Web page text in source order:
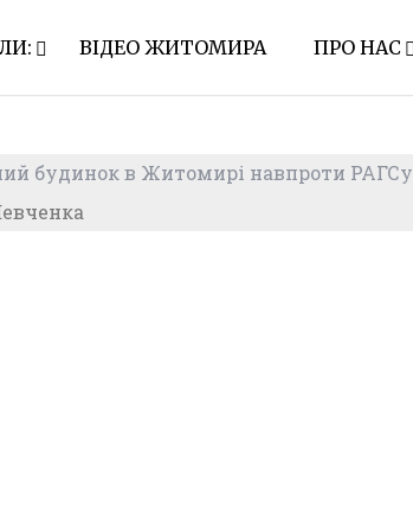
ВІДЕО ЖИТОМИРА ПРО НАС
будинок в Житомирі навпроти РАГСу